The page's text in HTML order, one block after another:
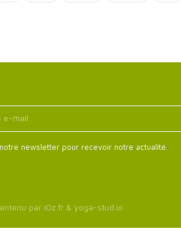
newsletter pour recevoir notre actualité.
par iOz.fr & yoga-stud.io